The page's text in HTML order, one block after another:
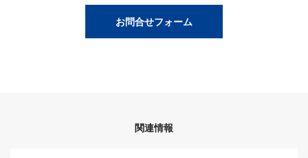
お問合せフォーム
関連情報